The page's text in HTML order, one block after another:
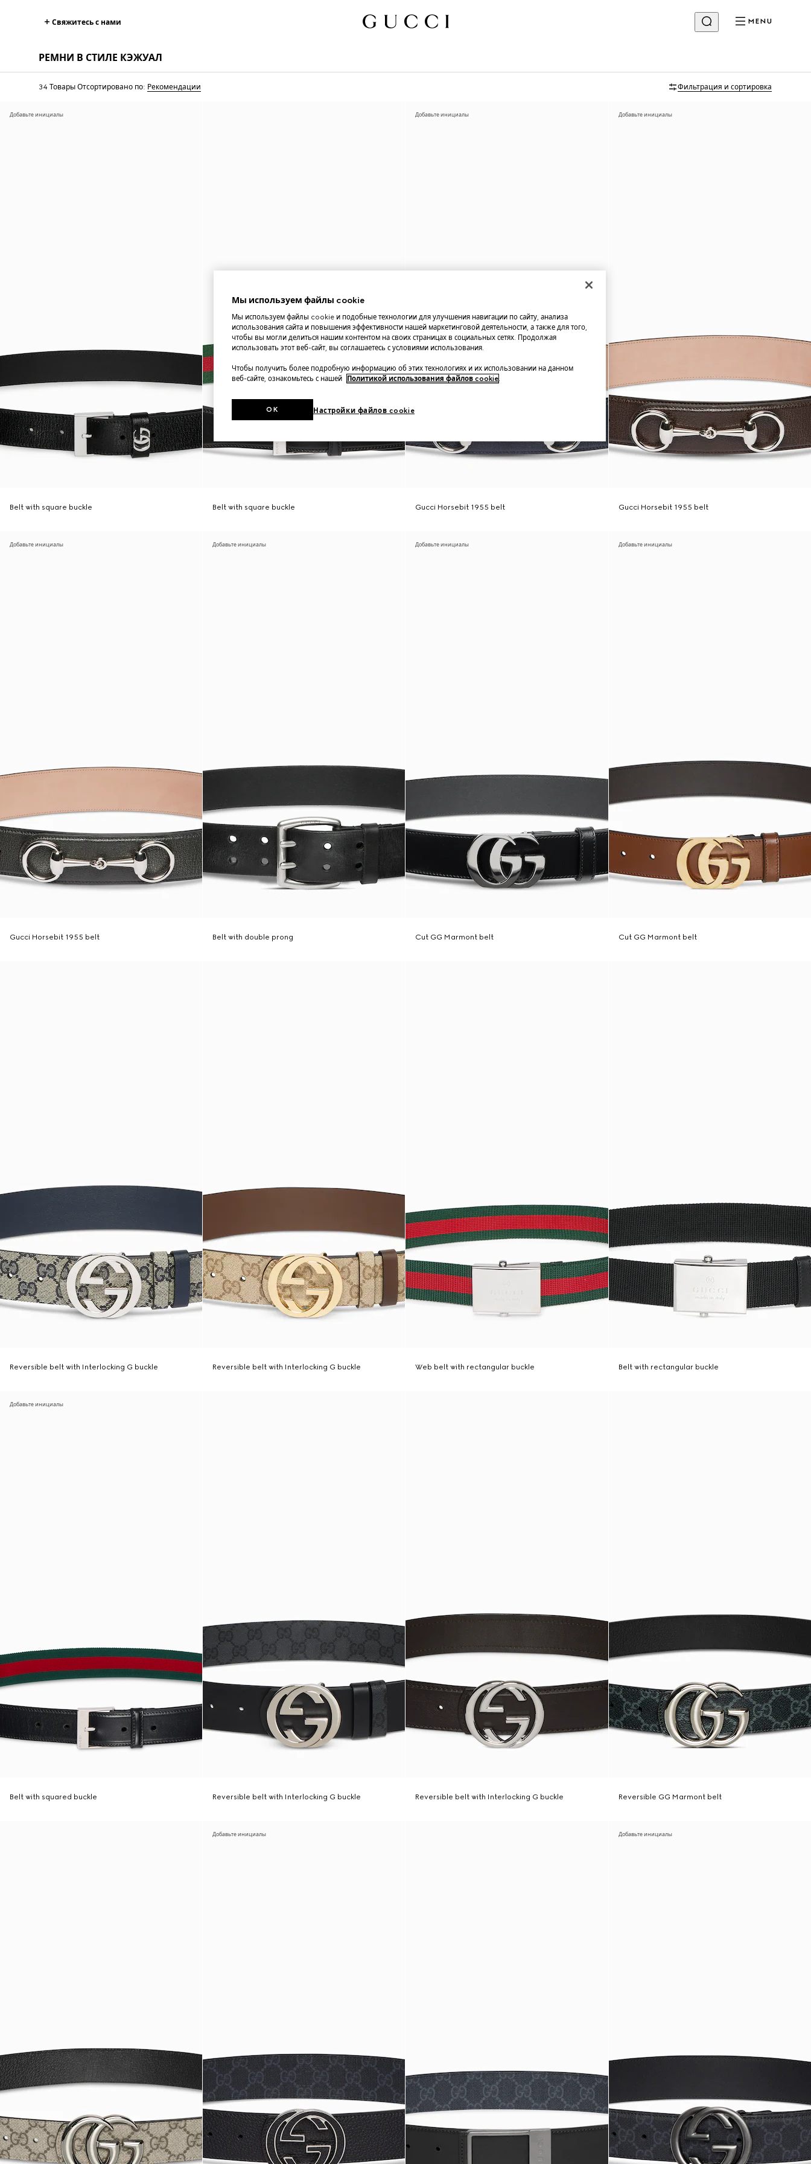
Свяжитесь с нами MENU
РЕМНИ В СТИЛЕ КЭЖУАЛ
34 Товары Отсортировано по: Рекомендации Фильтрация и сортировка
Добавьте инициалы
Belt with square buckle Belt with square buckle
Добавьте инициалы
Gucci Horsebit 1955 belt
Добавьте инициалы
Gucci Horsebit 1955 belt
Добавьте инициалы
Gucci Horsebit 1955 belt
Добавьте инициалы
Belt with double prong
Добавьте инициалы
Cut GG Marmont belt
Добавьте инициалы
Cut GG Marmont belt
Reversible belt with Interlocking G buckle Reversible belt with Interlocking G buckle Web belt with rectangular buckle Belt with rectangular buckle
Добавьте инициалы
Belt with squared buckle Reversible belt with Interlocking G buckle Reversible belt with Interlocking G buckle Reversible GG Marmont belt
Добавьте инициалы Добавьте инициалы
Мы используем файлы cookie
Мы используем файлы cookie и подобные технологии для улучшения навигации по сайту, анализа
использования сайта и повышения эффективности нашей маркетинговой деятельности, а также для того,
чтобы вы могли делиться нашим контентом на своих страницах в социальных сетях. Продолжая
использовать этот веб-сайт, вы соглашаетесь с условиями использования.
Чтобы получить более подробную информацию об этих технологиях и их использовании на данном
веб-сайте, ознакомьтесь с нашей
Политикой использования файлов cookie.
Настройки файлов cookie
OK